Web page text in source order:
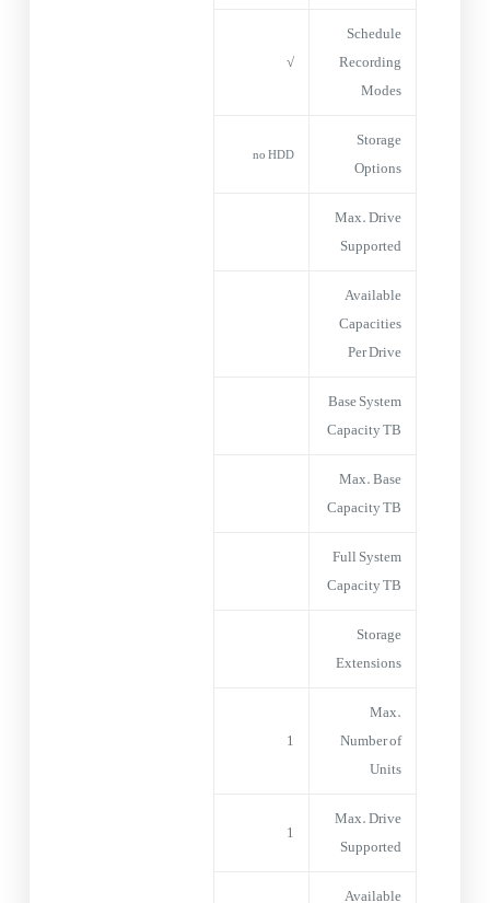
Schedule
Recording
Modes
√
Storage
Options
no HDD
Max. Drive
Supported
Available
Capacities
Per Drive
Base System
Capacity TB
Max. Base
Capacity TB
Full System
Capacity TB
Storage
Extensions
Max.
Number of
Units
1
Max. Drive
Supported
1
Available